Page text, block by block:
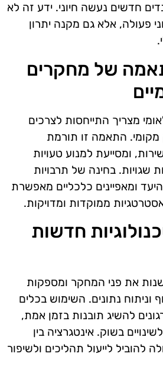
חדשים נעשה חיוני. ידע זה לא
פעולה, אלא גם מקנה יתרון
של מחקרים
מצריך התייחסות לצרכים
התאמה זו תורמת
ומסייעת למנוע טעויות
שגויות. בחינה של תרבויות
ומאפיינים כלכליים מאפשרת
ממוקדות ומדויקות.
חדשות
את פני המחקר ומספקות
וניתוח נתונים. השימוש בכלים
להשיג תובנות בזמן אמת,
בשוק. אינטגרציה בין
להוביל לייעול תהליכים ולשיפור